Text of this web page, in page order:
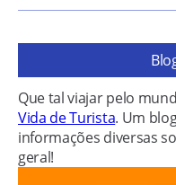
Que tal viajar pelo
Vida de Turista. Um
informações diversas
geral!